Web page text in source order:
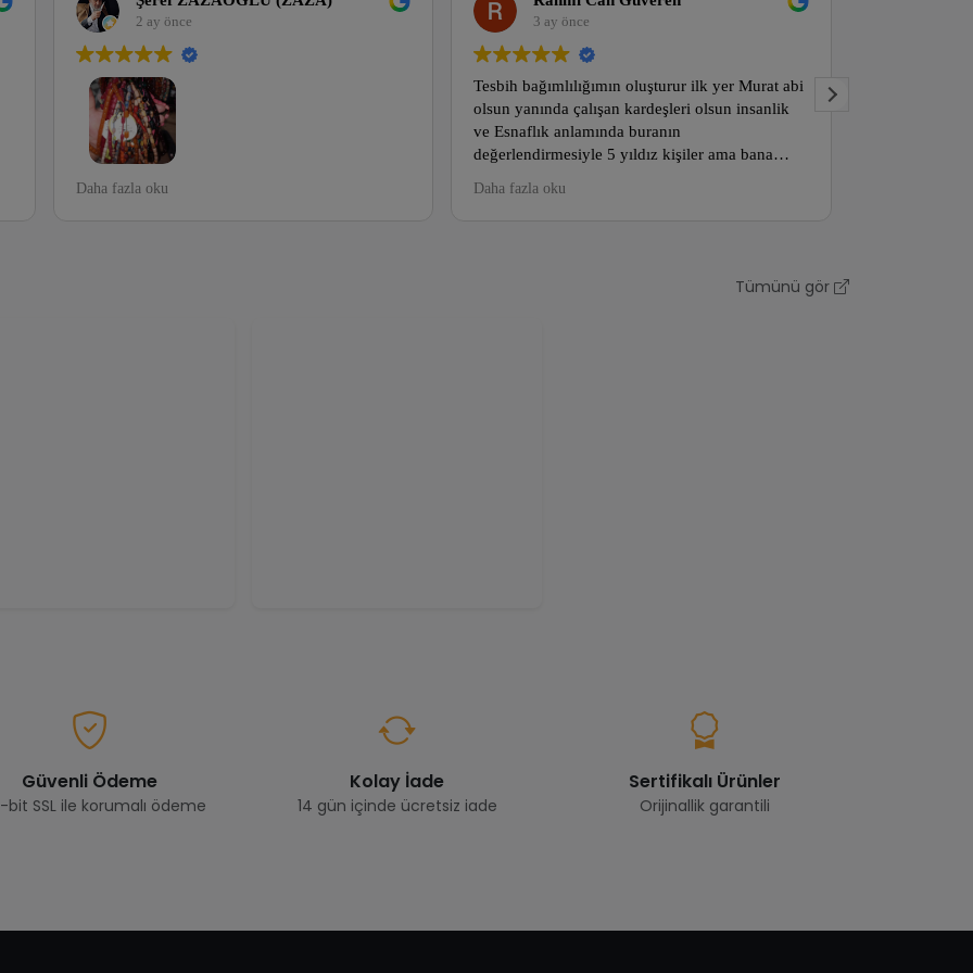
2 ay önce
Hayatımda ilk defa mezattan tesbih aldığım yer
Daha fazla oku
3 ay önce
Tesbih bağımlılığımın oluşturur ilk yer Murat abi
olsun yanında çalışan kardeşleri olsun insanlik
ve Esnaflık anlamında buranın
değerlendirmesiyle 5 yıldız kişiler ama bana
Daha fazla oku
Tümünü gör
Güvenli Ödeme
bit SSL ile korumalı ödeme
Kolay İade
14 gün içinde ücretsiz iade
Sertifikalı Ürünler
Orijinallik garantili